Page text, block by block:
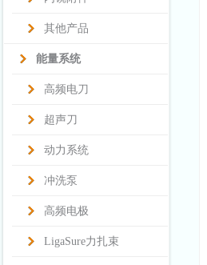
其他产品
能量系统
高频电刀
超声刀
动力系统
冲洗泵
高频电极
LigaSure力扎束